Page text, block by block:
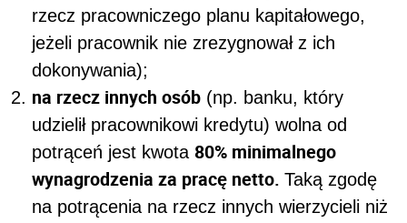
rzecz pracowniczego planu kapitałowego,
jeżeli pracownik nie zrezygnował z ich
dokonywania);
na rzecz innych osób (np. banku, który
udzielił pracownikowi kredytu) wolna od
potrąceń jest kwota 80% minimalnego
wynagrodzenia za pracę netto. Taką zgodę
na potrącenia na rzecz innych wierzycieli niż